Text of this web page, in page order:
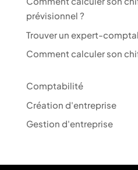
prévisionnel ?
Trouver un expert-
Comment calculer son
Comptabilité
Création d'entreprise
Gestion d'entreprise